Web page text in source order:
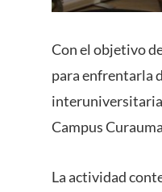
Con el objetivo
para enfrentarla
interuniversitaria
Campus
La actividad